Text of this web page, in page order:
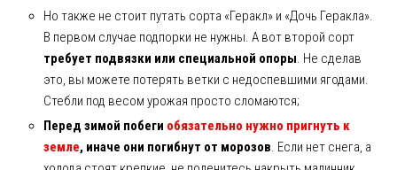
Но также не стоит путать сорта «Геракл» и «Дочь Геракла».
В первом случае подпорки не нужны. А вот второй сорт
требует подвязки или специальной опоры. Не сделав
это, вы можете потерять ветки с недоспевшими ягодами.
Стебли под весом урожая просто сломаются;
Перед зимой побеги обязательно нужно пригнуть к
земле, иначе они погибнут от морозов . Если нет снега, а